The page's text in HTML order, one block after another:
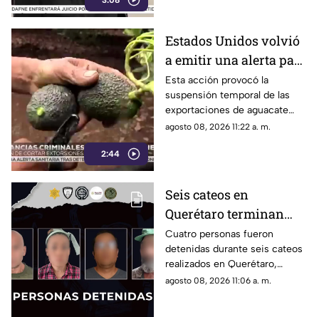
2:44
Estados Unidos volvió
a emitir una alerta para
sus inspectores en
Michoacán
Esta acción provocó la
suspensión temporal de las
exportaciones de aguacate
hacia el mercado
agosto 08, 2026 11:22 a. m.
Seis cateos en
Querétaro terminan
con cuatro detenidos y
el aseguramiento de
presuntas dr0gas
Cuatro personas fueron
detenidas durante seis cateos
realizados en Querétaro,
donde también se localizaron
agosto 08, 2026 11:06 a. m.